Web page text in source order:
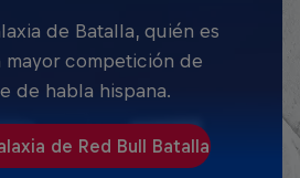
de Batalla, quién es
mayor competición de
de habla hispana.
de Red Bull Batalla